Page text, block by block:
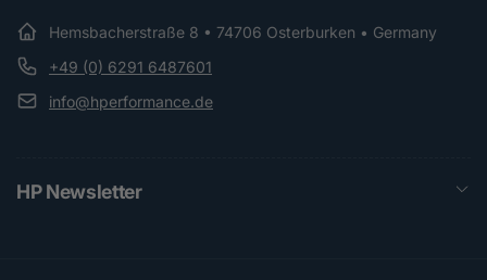
Hemsbacherstraße 8 • 74706 Osterburken • Germany
+49 (0) 6291 6487601
info@hperformance.de
HP Newsletter